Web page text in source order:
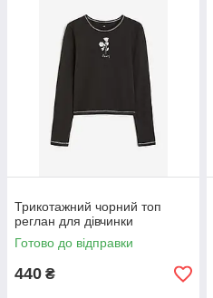
Трикотажний чорний топ
реглан для дівчинки
Готово до відправки
440 ₴